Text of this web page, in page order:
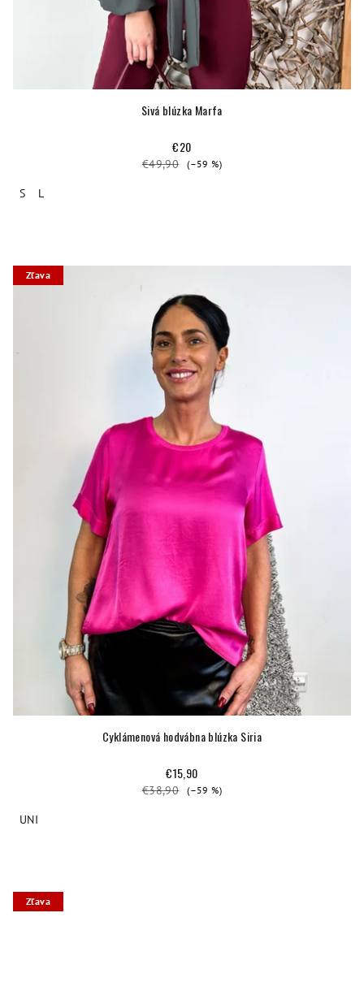
Sivá blúzka Marfa
€20
€49,90 (–59 %)
S L
Zľava
Cyklámenová hodvábna blúzka Siria
€15,90
€38,90 (–59 %)
UNI
Zľava